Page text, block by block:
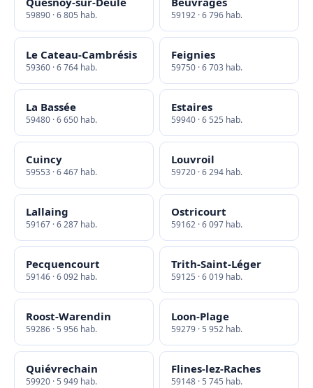
59890 · 6 805 hab. 59192 · 6 796 hab.
Le Cateau-Cambrésis
59360 · 6 764 hab.
Feignies
59750 · 6 703 hab.
La Bassée
59480 · 6 650 hab.
Estaires
59940 · 6 525 hab.
Cuincy
59553 · 6 467 hab.
Louvroil
59720 · 6 294 hab.
Lallaing
59167 · 6 287 hab.
Ostricourt
59162 · 6 097 hab.
Pecquencourt
59146 · 6 092 hab.
Trith-Saint-Léger
59125 · 6 019 hab.
Roost-Warendin
59286 · 5 956 hab.
Loon-Plage
59279 · 5 952 hab.
Quiévrechain
59920 · 5 949 hab.
Flines-lez-Raches
59148 · 5 745 hab.